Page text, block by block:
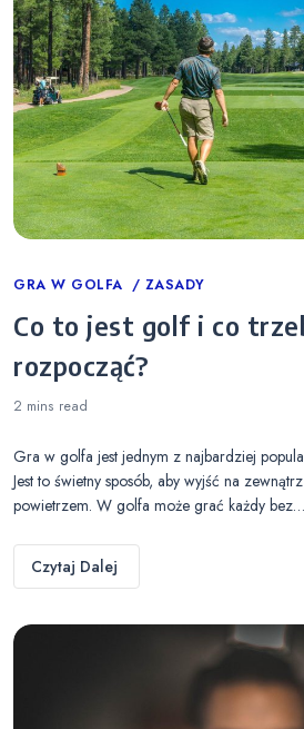
Categories
GRA W GOLFA ZASADY
Co to jest golf i co
rozpocząć?
2 mins read
Gra w golfa jest jednym z najbardziej
Jest to świetny sposób, aby wyjść na
powietrzem. W golfa może grać każdy bez…
Czytaj Dalej